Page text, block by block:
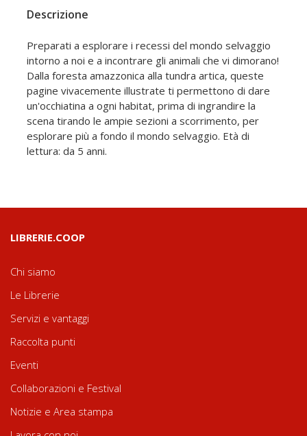
Descrizione
Preparati a esplorare i recessi del mondo selvaggio
intorno a noi e a incontrare gli animali che vi dimorano!
Dalla foresta amazzonica alla tundra artica, queste
pagine vivacemente illustrate ti permettono di dare
un'occhiatina a ogni habitat, prima di ingrandire la
scena tirando le ampie sezioni a scorrimento, per
esplorare più a fondo il mondo selvaggio. Età di
lettura: da 5 anni.
LIBRERIE.COOP
Chi siamo
Le Librerie
Servizi e vantaggi
Raccolta punti
Eventi
Collaborazioni e Festival
Notizie e Area stampa